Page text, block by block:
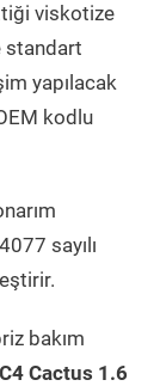
viskotize
standart
yapılacak
kodlu
sayılı
bakım
Cactus 1.6